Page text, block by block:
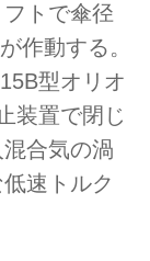
トで傘径
作動する。
型オリオ
装置で閉じ
合気の渦
速トルク